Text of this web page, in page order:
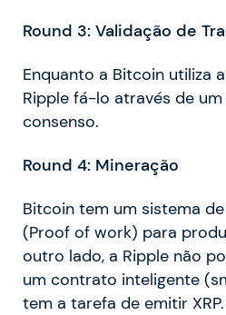
Round 3: Validação de
Enquanto a Bitcoin utiliza
Ripple fá-lo através de
consenso.
Round 4: Mineração
Bitcoin tem um sistema
(Proof of work) para
outro lado, a Ripple não
um contrato inteligente
tem a tarefa de emitir XRP.